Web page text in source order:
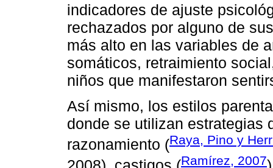
indicadores de ajuste
rechazados por alguno de
más alto en las variables de
somáticos, retraimiento
niños que manifestaron
Así mismo, los estilos
donde se utilizan estrategias
razonamiento (Raya, Pino y
Ramírez, 2007